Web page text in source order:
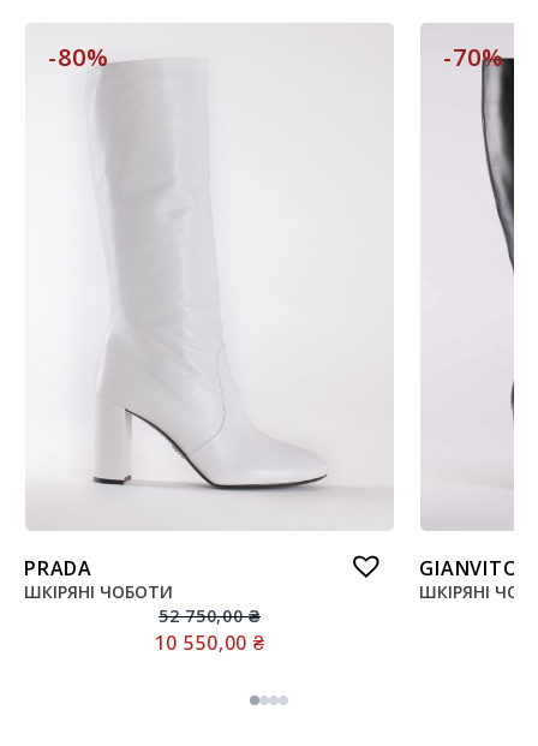
-80%
PRADA
ШКІРЯНІ ЧОБОТИ
52 750,00₴
10 550,00 ₴
-70%
GIANVITO
ШКІРЯНІ